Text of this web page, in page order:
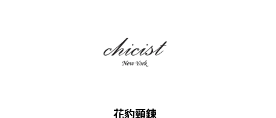
花豹頸鍊